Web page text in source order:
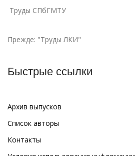
Труды СПбГМТУ
Прежде: "Труды ЛКИ"
Быстрые ссылки
Архив выпусков
Список авторы
Контакты